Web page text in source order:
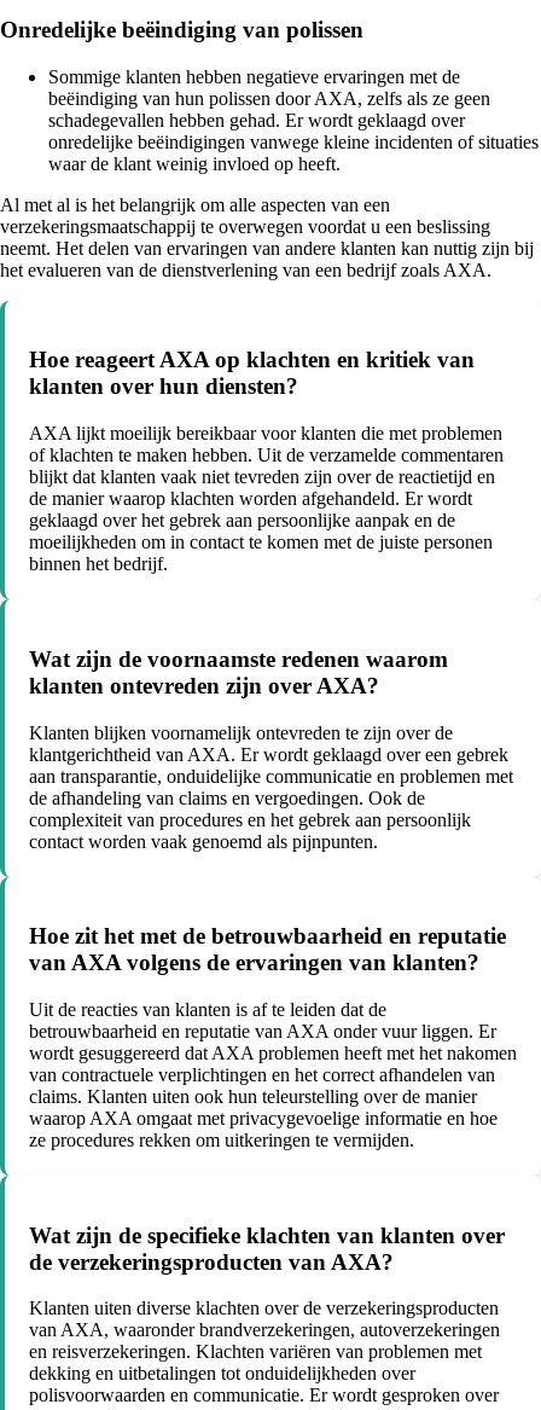
Onredelijke beëindiging van polissen
Sommige klanten hebben negatieve ervaringen met de
beëindiging van hun polissen door AXA, zelfs als ze geen
schadegevallen hebben gehad. Er wordt geklaagd over
onredelijke beëindigingen vanwege kleine incidenten of situaties
waar de klant weinig invloed op heeft.
Al met al is het belangrijk om alle aspecten van een
verzekeringsmaatschappij te overwegen voordat u een beslissing
neemt. Het delen van ervaringen van andere klanten kan nuttig zijn bij
het evalueren van de dienstverlening van een bedrijf zoals AXA.
Hoe reageert AXA op klachten en kritiek van
klanten over hun diensten?
AXA lijkt moeilijk bereikbaar voor klanten die met problemen
of klachten te maken hebben. Uit de verzamelde commentaren
blijkt dat klanten vaak niet tevreden zijn over de reactietijd en
de manier waarop klachten worden afgehandeld. Er wordt
geklaagd over het gebrek aan persoonlijke aanpak en de
moeilijkheden om in contact te komen met de juiste personen
binnen het bedrijf.
Wat zijn de voornaamste redenen waarom
klanten ontevreden zijn over AXA?
Klanten blijken voornamelijk ontevreden te zijn over de
klantgerichtheid van AXA. Er wordt geklaagd over een gebrek
aan transparantie, onduidelijke communicatie en problemen met
de afhandeling van claims en vergoedingen. Ook de
complexiteit van procedures en het gebrek aan persoonlijk
contact worden vaak genoemd als pijnpunten.
Hoe zit het met de betrouwbaarheid en reputatie
van AXA volgens de ervaringen van klanten?
Uit de reacties van klanten is af te leiden dat de
betrouwbaarheid en reputatie van AXA onder vuur liggen. Er
wordt gesuggereerd dat AXA problemen heeft met het nakomen
van contractuele verplichtingen en het correct afhandelen van
claims. Klanten uiten ook hun teleurstelling over de manier
waarop AXA omgaat met privacygevoelige informatie en hoe
ze procedures rekken om uitkeringen te vermijden.
Wat zijn de specifieke klachten van klanten over
de verzekeringsproducten van AXA?
Klanten uiten diverse klachten over de verzekeringsproducten
van AXA, waaronder brandverzekeringen, autoverzekeringen
en reisverzekeringen. Klachten variëren van problemen met
dekking en uitbetalingen tot onduidelijkheden over
polisvoorwaarden en communicatie. Er wordt gesproken over